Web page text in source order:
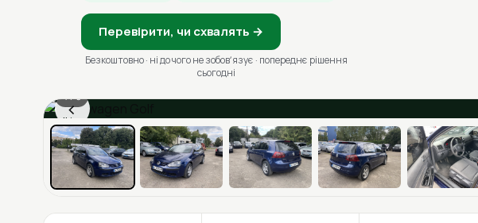
Перевірити, чи схвалять →
Безкоштовно · ні до чого не зобовʼязує · попереднє рішення
сьогодні
‹
1 / 6
Ціна в місяць